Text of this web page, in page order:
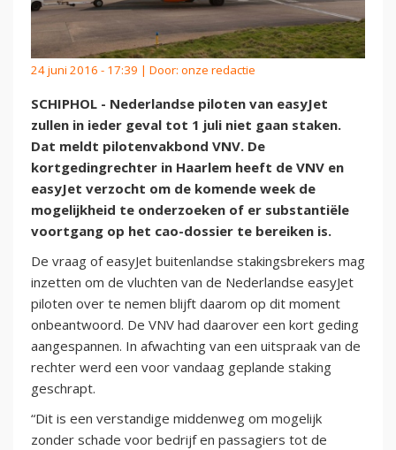
24 juni 2016 - 17:39 | Door: onze redactie
SCHIPHOL - Nederlandse piloten van easyJet
zullen in ieder geval tot 1 juli niet gaan staken.
Dat meldt pilotenvakbond VNV. De
kortgedingrechter in Haarlem heeft de VNV en
easyJet verzocht om de komende week de
mogelijkheid te onderzoeken of er substantiële
voortgang op het cao-dossier te bereiken is.
De vraag of easyJet buitenlandse stakingsbrekers mag
inzetten om de vluchten van de Nederlandse easyJet
piloten over te nemen blijft daarom op dit moment
onbeantwoord. De VNV had daarover een kort geding
aangespannen. In afwachting van een uitspraak van de
rechter werd een voor vandaag geplande staking
geschrapt.
“Dit is een verstandige middenweg om mogelijk
zonder schade voor bedrijf en passagiers tot de